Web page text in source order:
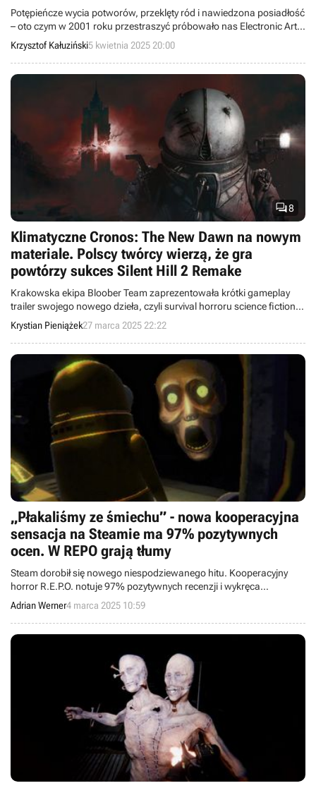
Potępieńcze wycia potworów, przeklęty ród i nawiedzona posiadłość
– oto czym w 2001 roku przestraszyć próbowało nas Electronic Arts.
Clive Barker’s Undying do dziś jest idealnym przykładem, jak
powinno się budować fabułę oraz klimat w grach.
Krzysztof Kałuziński5 kwietnia 2025 20:00
8
Klimatyczne Cronos: The New Dawn na nowym
materiale. Polscy twórcy wierzą, że gra
powtórzy sukces Silent Hill 2 Remake
Krakowska ekipa Bloober Team zaprezentowała krótki gameplay
trailer swojego nowego dzieła, czyli survival horroru science fiction
pod tytułem Cronos: The New Dawn.
Krystian Pieniążek27 marca 2025 22:22
„Płakaliśmy ze śmiechu” - nowa kooperacyjna
sensacja na Steamie ma 97% pozytywnych
ocen. W REPO grają tłumy
Steam dorobił się nowego niespodziewanego hitu. Kooperacyjny
horror R.E.P.O. notuje 97% pozytywnych recenzji i wykręca
imponujące wyniki aktywności.
Adrian Werner4 marca 2025 10:59